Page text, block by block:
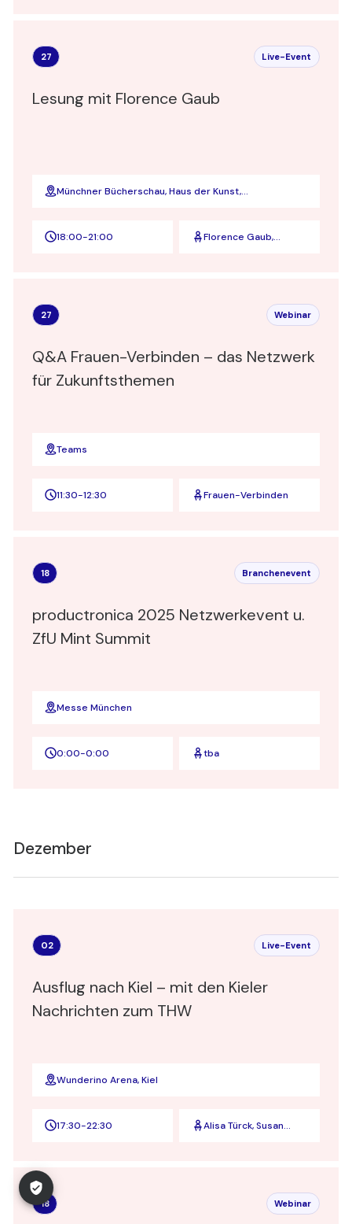
27 Live-Event
Lesung mit Florence Gaub
Münchner Bücherschau, Haus der Kunst,
18:00-21:00
Florence Gaub,
27 Webinar
Q&A Frauen-Verbinden – das Netzwerk
für Zukunftsthemen
Teams
11:30-12:30 Frauen-Verbinden
18 Branchenevent
productronica 2025 Netzwerkevent u.
ZfU Mint Summit
Messe München
0:00-0:00 tba
Dezember
02 Live-Event
Ausflug nach Kiel – mit den Kieler
Nachrichten zum THW
Wunderino Arena, Kiel
17:30-22:30
Alisa Türck, Susan
18 Webinar